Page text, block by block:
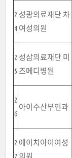
2
4
성광의료재단 차
여성의원
2
5
성삼의료재단 미
즈메디병원
2
6
아이수산부인과
2
7
에이치아이여성
의원